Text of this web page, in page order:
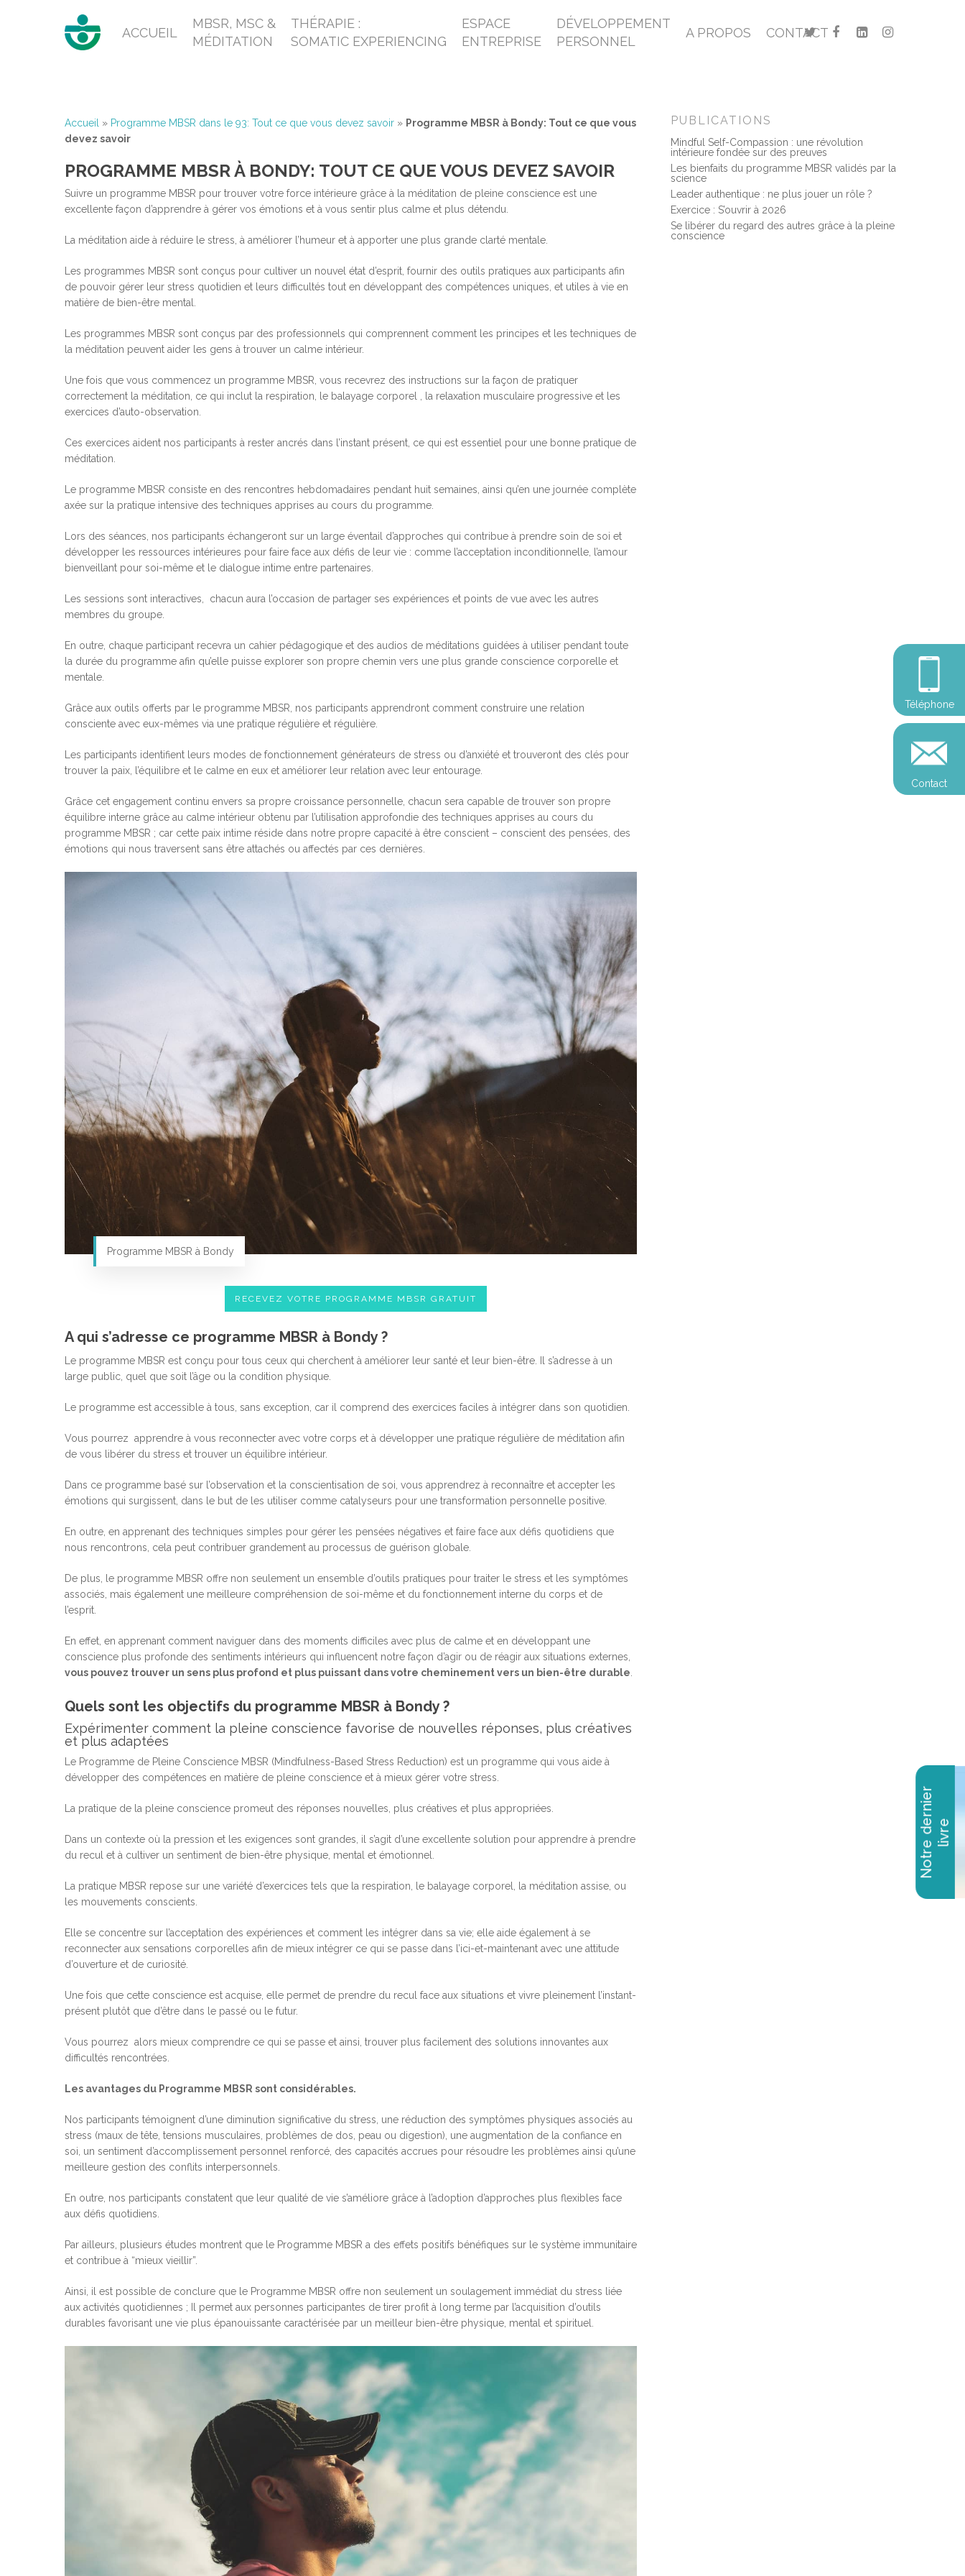
ACCUEIL
MBSR, MSC &
MÉDITATION
THÉRAPIE :
SOMATIC EXPERIENCING
ESPACE
ENTREPRISE
DÉVELOPPEMENT
PERSONNEL
A PROPOS CONTACT
Accueil » Programme MBSR dans le 93: Tout ce que vous devez savoir » Programme MBSR à Bondy: Tout ce que vous
devez savoir
PROGRAMME MBSR À BONDY: TOUT CE QUE VOUS DEVEZ SAVOIR
Suivre un programme MBSR pour trouver votre force intérieure grâce à la méditation de pleine conscience est une
excellente façon d’apprendre à gérer vos émotions et à vous sentir plus calme et plus détendu.
La méditation aide à réduire le stress, à améliorer l’humeur et à apporter une plus grande clarté mentale.
Les programmes MBSR sont conçus pour cultiver un nouvel état d’esprit, fournir des outils pratiques aux participants afin
de pouvoir gérer leur stress quotidien et leurs difficultés tout en développant des compétences uniques, et utiles à vie en
matière de bien-être mental.
Les programmes MBSR sont conçus par des professionnels qui comprennent comment les principes et les techniques de
la méditation peuvent aider les gens à trouver un calme intérieur.
Une fois que vous commencez un programme MBSR, vous recevrez des instructions sur la façon de pratiquer
correctement la méditation, ce qui inclut la respiration, le balayage corporel , la relaxation musculaire progressive et les
exercices d’auto-observation.
Ces exercices aident nos participants à rester ancrés dans l’instant présent, ce qui est essentiel pour une bonne pratique de
méditation.
Le programme MBSR consiste en des rencontres hebdomadaires pendant huit semaines, ainsi qu’en une journée complète
axée sur la pratique intensive des techniques apprises au cours du programme.
Lors des séances, nos participants échangeront sur un large éventail d’approches qui contribue à prendre soin de soi et
développer les ressources intérieures pour faire face aux défis de leur vie : comme l’acceptation inconditionnelle, l’amour
bienveillant pour soi-même et le dialogue intime entre partenaires.
Les sessions sont interactives, chacun aura l’occasion de partager ses expériences et points de vue avec les autres
membres du groupe.
En outre, chaque participant recevra un cahier pédagogique et des audios de méditations guidées à utiliser pendant toute
la durée du programme afin qu’elle puisse explorer son propre chemin vers une plus grande conscience corporelle et
mentale.
Grâce aux outils offerts par le programme MBSR, nos participants apprendront comment construire une relation
consciente avec eux-mêmes via une pratique régulière et régulière.
Les participants identifient leurs modes de fonctionnement générateurs de stress ou d’anxiété et trouveront des clés pour
trouver la paix, l’équilibre et le calme en eux et améliorer leur relation avec leur entourage.
Grâce cet engagement continu envers sa propre croissance personnelle, chacun sera capable de trouver son propre
équilibre interne grâce au calme intérieur obtenu par l’utilisation approfondie des techniques apprises au cours du
programme MBSR ; car cette paix intime réside dans notre propre capacité à être conscient – conscient des pensées, des
émotions qui nous traversent sans être attachés ou affectés par ces dernières.
Programme MBSR à Bondy
RECEVEZ VOTRE PROGRAMME MBSR GRATUIT
A qui s’adresse ce programme MBSR à Bondy ?
Le programme MBSR est conçu pour tous ceux qui cherchent à améliorer leur santé et leur bien-être. Il s’adresse à un
large public, quel que soit l’âge ou la condition physique.
Le programme est accessible à tous, sans exception, car il comprend des exercices faciles à intégrer dans son quotidien.
Vous pourrez apprendre à vous reconnecter avec votre corps et à développer une pratique régulière de méditation afin
de vous libérer du stress et trouver un équilibre intérieur.
Dans ce programme basé sur l’observation et la conscientisation de soi, vous apprendrez à reconnaître et accepter les
émotions qui surgissent, dans le but de les utiliser comme catalyseurs pour une transformation personnelle positive.
En outre, en apprenant des techniques simples pour gérer les pensées négatives et faire face aux défis quotidiens que
nous rencontrons, cela peut contribuer grandement au processus de guérison globale.
De plus, le programme MBSR offre non seulement un ensemble d’outils pratiques pour traiter le stress et les symptômes
associés, mais également une meilleure compréhension de soi-même et du fonctionnement interne du corps et de
l’esprit.
En effet, en apprenant comment naviguer dans des moments difficiles avec plus de calme et en développant une
conscience plus profonde des sentiments intérieurs qui influencent notre façon d’agir ou de réagir aux situations externes,
vous pouvez trouver un sens plus profond et plus puissant dans votre cheminement vers un bien-être durable.
Quels sont les objectifs du programme MBSR à Bondy ?
Expérimenter comment la pleine conscience favorise de nouvelles réponses, plus créatives
et plus adaptées
Le Programme de Pleine Conscience MBSR (Mindfulness-Based Stress Reduction) est un programme qui vous aide à
développer des compétences en matière de pleine conscience et à mieux gérer votre stress.
La pratique de la pleine conscience promeut des réponses nouvelles, plus créatives et plus appropriées.
Dans un contexte où la pression et les exigences sont grandes, il s’agit d’une excellente solution pour apprendre à prendre
du recul et à cultiver un sentiment de bien-être physique, mental et émotionnel.
La pratique MBSR repose sur une variété d’exercices tels que la respiration, le balayage corporel, la méditation assise, ou
les mouvements conscients.
Elle se concentre sur l’acceptation des expériences et comment les intégrer dans sa vie; elle aide également à se
reconnecter aux sensations corporelles afin de mieux intégrer ce qui se passe dans l’ici-et-maintenant avec une attitude
d’ouverture et de curiosité.
Une fois que cette conscience est acquise, elle permet de prendre du recul face aux situations et vivre pleinement l’instant-
présent plutôt que d’être dans le passé ou le futur.
Vous pourrez alors mieux comprendre ce qui se passe et ainsi, trouver plus facilement des solutions innovantes aux
difficultés rencontrées.
Les avantages du Programme MBSR sont considérables.
Nos participants témoignent d’une diminution significative du stress, une réduction des symptômes physiques associés au
stress (maux de tête, tensions musculaires, problèmes de dos, peau ou digestion), une augmentation de la confiance en
soi, un sentiment d’accomplissement personnel renforcé, des capacités accrues pour résoudre les problèmes ainsi qu’une
meilleure gestion des conflits interpersonnels.
En outre, nos participants constatent que leur qualité de vie s’améliore grâce à l’adoption d’approches plus flexibles face
aux défis quotidiens.
Par ailleurs, plusieurs études montrent que le Programme MBSR a des effets positifs bénéfiques sur le système immunitaire
et contribue à “mieux vieillir”.
Ainsi, il est possible de conclure que le Programme MBSR offre non seulement un soulagement immédiat du stress liée
aux activités quotidiennes ; Il permet aux personnes participantes de tirer profit à long terme par l’acquisition d’outils
durables favorisant une vie plus épanouissante caractérisée par un meilleur bien-être physique, mental et spirituel.
PUBLICATIONS
Mindful Self-Compassion : une révolution
intérieure fondée sur des preuves
Les bienfaits du programme MBSR validés par la
science
Leader authentique : ne plus jouer un rôle ?
Exercice : S’ouvrir à 2026
Se libérer du regard des autres grâce à la pleine
conscience
Téléphone
Contact